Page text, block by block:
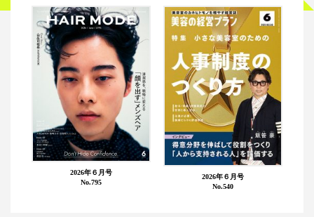
2026年６月号
No.795
2026年６月号
No.540